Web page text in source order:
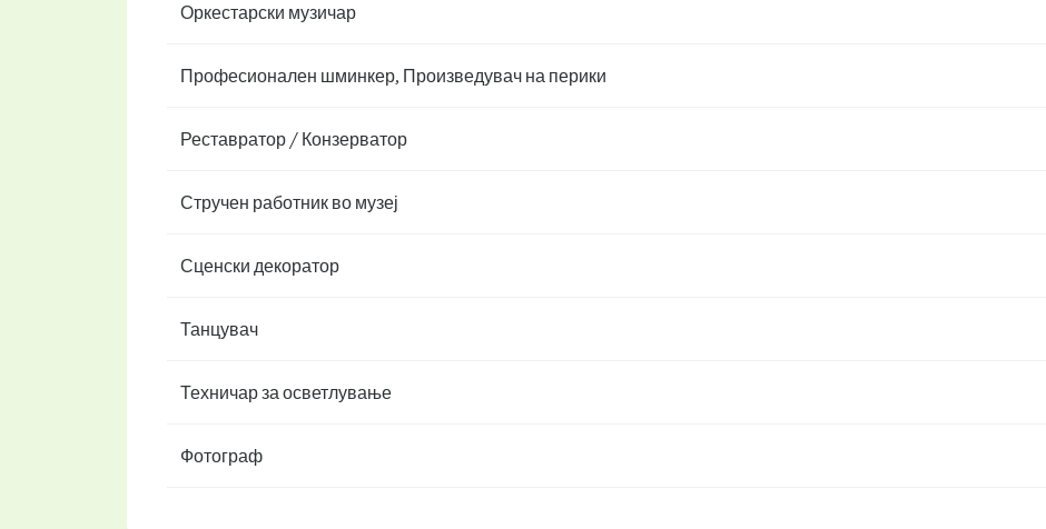
Оркестарски музичар
Професионален шминкер, Произведувач на перики
Реставратор / Конзерватор
Стручен работник во музеј
Сценски декоратор
Танцувач
Техничар за осветлување
Фотограф